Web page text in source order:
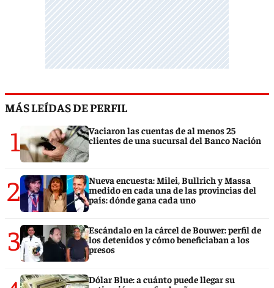
MÁS LEÍDAS DE PERFIL
1
Vaciaron las cuentas de al menos 25
clientes de una sucursal del Banco Nación
2
Nueva encuesta: Milei, Bullrich y Massa
medido en cada una de las provincias del
país: dónde gana cada uno
3
Escándalo en la cárcel de Bouwer: perfil de
los detenidos y cómo beneficiaban a los
presos
Dólar Blue: a cuánto puede llegar su